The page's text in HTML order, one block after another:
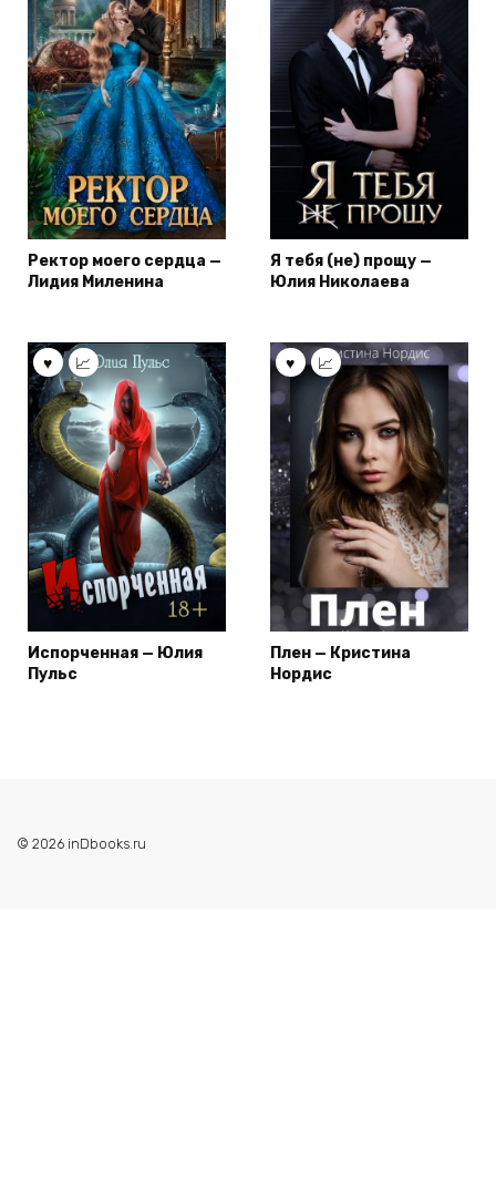
Ректор моего сердца —
Лидия Миленина
Я тебя (не) прощу —
Юлия Николаева
Испорченная — Юлия
Пульс
Плен — Кристина
Нордис
© 2026 inDbooks.ru